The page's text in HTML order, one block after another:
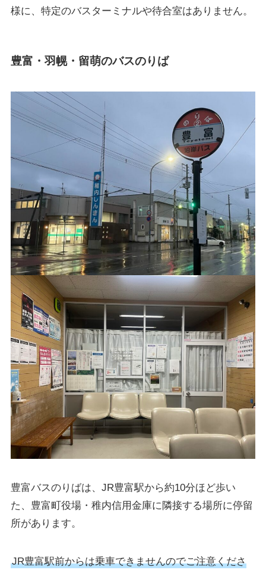
様に、特定のバスターミナルや待合室はありません。
豊富・羽幌・留萌のバスのりば
豊富バスのりばは、JR豊富駅から約10分ほど歩い
た、豊富町役場・稚内信用金庫に隣接する場所に停留
所があります。
JR豊富駅前からは乗車できませんのでご注意くださ